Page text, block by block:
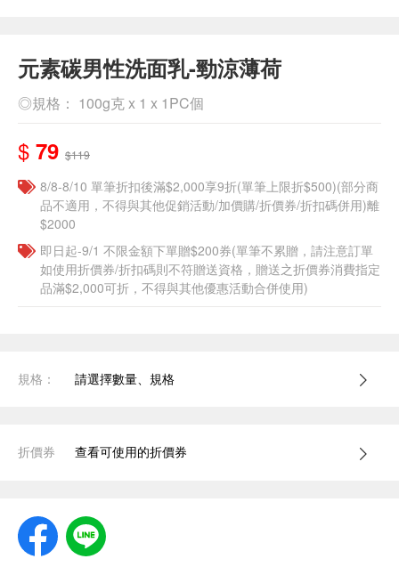
元素碳男性洗面乳-勁涼薄荷
◎規格： 100g克 x 1 x 1PC個
$ 79 $119
8/8-8/10 單筆折扣後滿$2,000享9折(單筆上限折$500)(部分商
品不適用，不得與其他促銷活動/加價購/折價券/折扣碼併用)離
$2000
即日起-9/1 不限金額下單贈$200券(單筆不累贈，請注意訂單
如使用折價券/折扣碼則不符贈送資格，贈送之折價券消費指定
品滿$2,000可折，不得與其他優惠活動合併使用)
規格： 請選擇數量、規格
折價券 查看可使用的折價券